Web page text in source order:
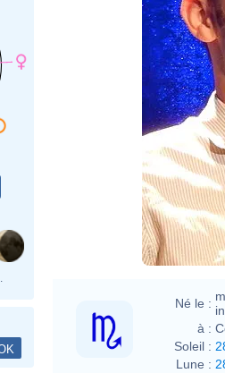
Né le :
à :
Soleil :
Lune :